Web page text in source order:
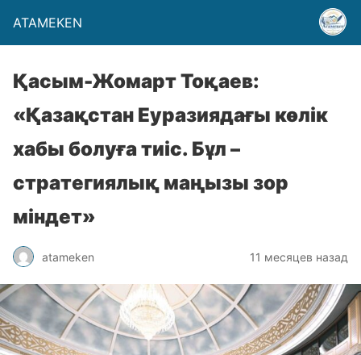
ATAMEKEN
Қасым-Жомарт Тоқаев:
«Қазақстан Еуразиядағы көлік
хабы болуға тиіс. Бұл –
стратегиялық маңызы зор
міндет»
atameken 11 месяцев назад